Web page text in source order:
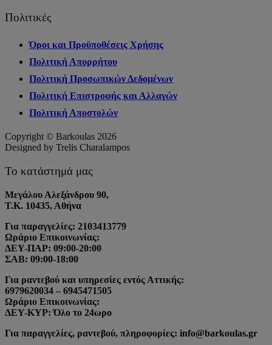
Πολιτικές
Όροι και Προϋποθέσεις Χρήσης
Πολιτική Απορρήτου
Πολιτική Προσωπικών Δεδομένων
Πολιτική Επιστροφής και Αλλαγών
Πολιτική Αποστολών
Copyright © Barkoulas 2026
Designed by Trelis Charalampos
Το κατάστημά μας
Μεγάλου Αλεξάνδρου 90,
Τ.Κ. 10435, Αθήνα
Για παραγγελίες: 2103413779
Ωράριο Επικοινωνίας:
ΔΕΥ-ΠΑΡ: 09:00-20:00
ΣΑΒ: 09:00-18:00
Για ραντεβού και υπηρεσίες εντός Αττικής:
6979620034 – 6945471505
Ωράριο Επικοινωνίας:
ΔΕΥ-ΚΥΡ: Όλο το 24ωρο
Για παραγγελίες, ραντεβού, πληροφορίες: info@barkoulas.gr